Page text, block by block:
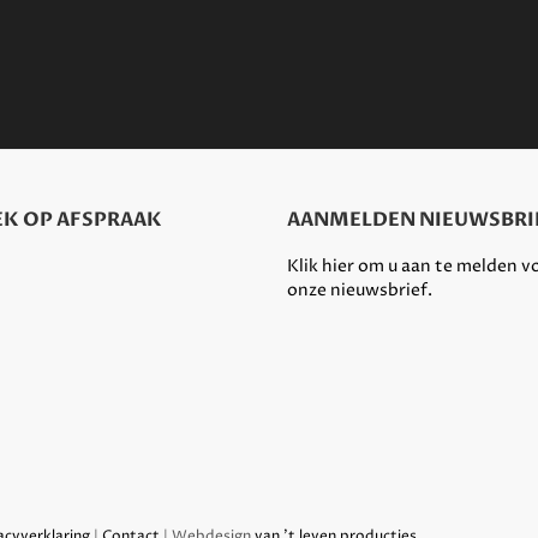
OP AFSPRAAK AANMELDEN
Klik hier om u aan te melden
onze nieuwsbrief.